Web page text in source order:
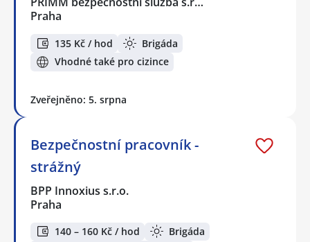
Praha
135 Kč / hod
Brigáda
Vhodné také pro cizince
Zveřejněno: 5. srpna
Bezpečnostní pracovník -
strážný
BPP Innoxius s.r.o.
Praha
140 – 160 Kč / hod
Brigáda